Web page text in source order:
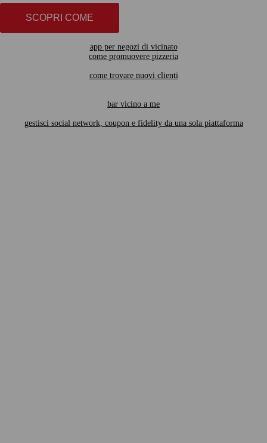
SCOPRI COME
app per negozi di vicinato
come promuovere pizzeria
come trovare nuovi clienti
bar vicino a me
gestisci social network, coupon e fidelity da una sola piattaforma